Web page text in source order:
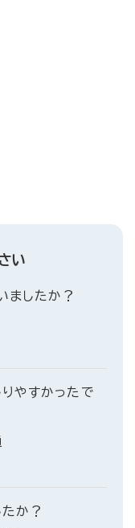
い
ましたか？
やすかったで
か？